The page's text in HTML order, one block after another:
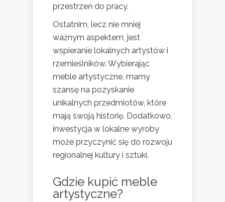
przestrzeń do pracy.
Ostatnim, lecz nie mniej
ważnym aspektem, jest
wspieranie lokalnych artystów i
rzemieślników. Wybierając
meble artystyczne, mamy
szansę na pozyskanie
unikalnych przedmiotów, które
mają swoją historię. Dodatkowo,
inwestycja w lokalne wyroby
może przyczynić się do rozwoju
regionalnej kultury i sztuki.
Gdzie kupić meble
artystyczne?